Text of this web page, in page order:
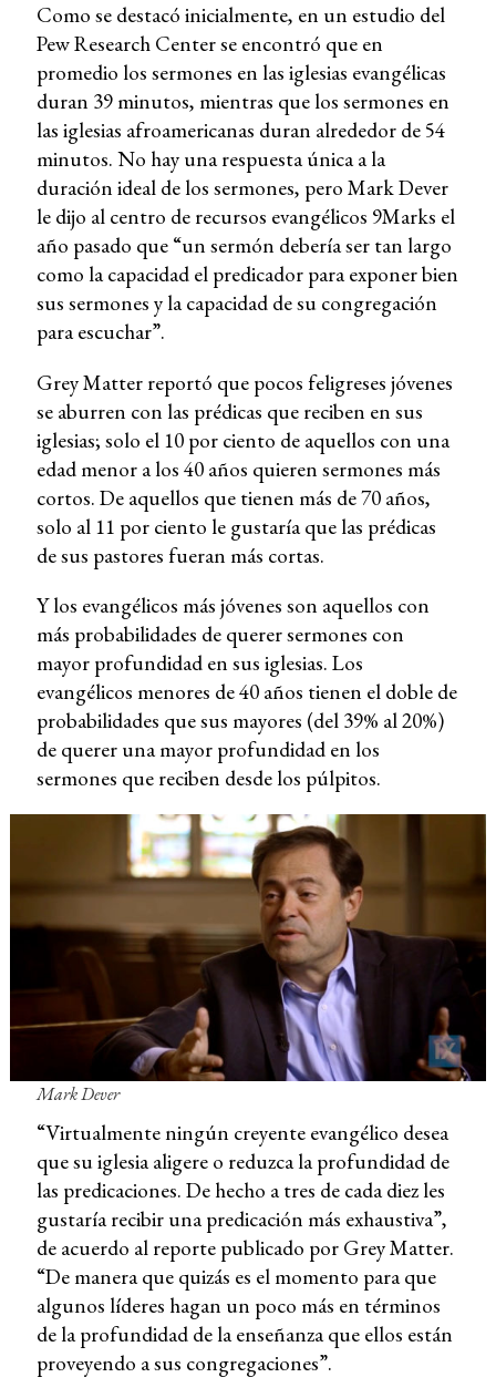
Como se destacó inicialmente, en un estudio del
Pew Research Center se encontró que en
promedio los sermones en las iglesias evangélicas
duran 39 minutos, mientras que los sermones en
las iglesias afroamericanas duran alrededor de 54
minutos. No hay una respuesta única a la
duración ideal de los sermones, pero Mark Dever
le dijo al centro de recursos evangélicos 9Marks el
año pasado que “un sermón debería ser tan largo
como la capacidad el predicador para exponer bien
sus sermones y la capacidad de su congregación
para escuchar”.
Grey Matter reportó que pocos feligreses jóvenes
se aburren con las prédicas que reciben en sus
iglesias; solo el 10 por ciento de aquellos con una
edad menor a los 40 años quieren sermones más
cortos. De aquellos que tienen más de 70 años,
solo al 11 por ciento le gustaría que las prédicas
de sus pastores fueran más cortas.
Y los evangélicos más jóvenes son aquellos con
más probabilidades de querer sermones con
mayor profundidad en sus iglesias. Los
evangélicos menores de 40 años tienen el doble de
probabilidades que sus mayores (del 39% al 20%)
de querer una mayor profundidad en los
sermones que reciben desde los púlpitos.
Mark Dever
“Virtualmente ningún creyente evangélico desea
que su iglesia aligere o reduzca la profundidad de
las predicaciones. De hecho a tres de cada diez les
gustaría recibir una predicación más exhaustiva”,
de acuerdo al reporte publicado por Grey Matter.
“De manera que quizás es el momento para que
algunos líderes hagan un poco más en términos
de la profundidad de la enseñanza que ellos están
proveyendo a sus congregaciones”.